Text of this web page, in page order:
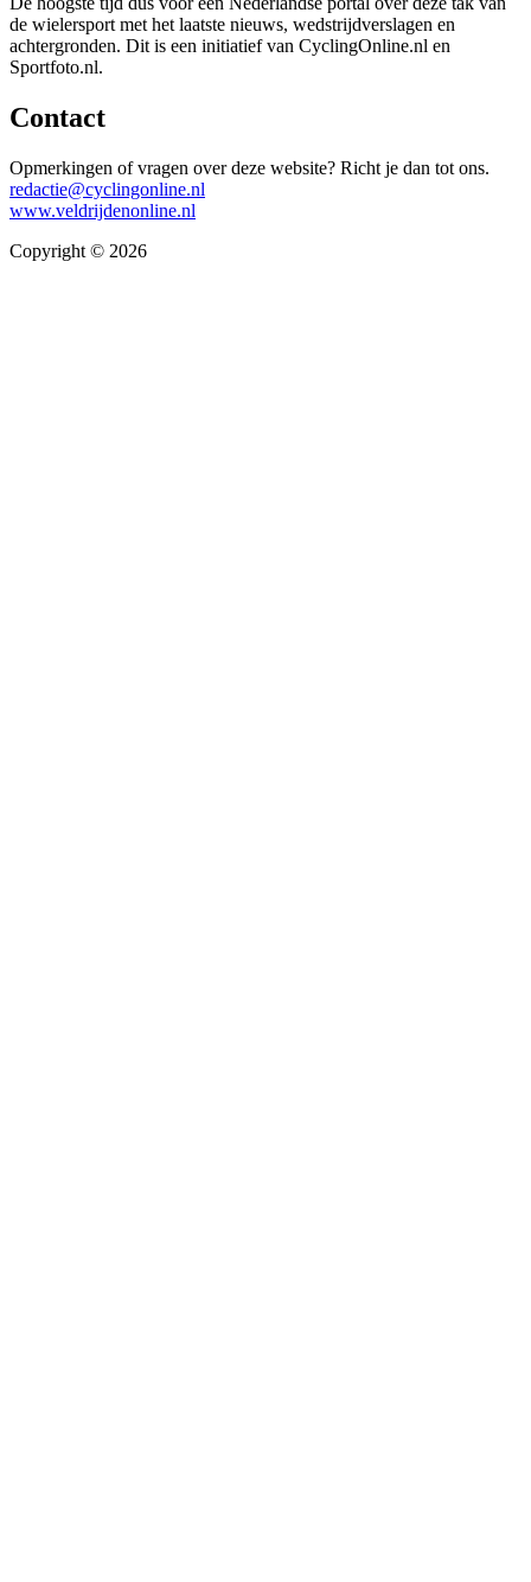
de wielersport met het laatste nieuws, wedstrijdverslagen en
achtergronden. Dit is een initiatief van CyclingOnline.nl en
Sportfoto.nl.
Contact
Opmerkingen of vragen over deze website? Richt je dan tot ons.
redactie@cyclingonline.nl
www.veldrijdenonline.nl
Copyright © 2026